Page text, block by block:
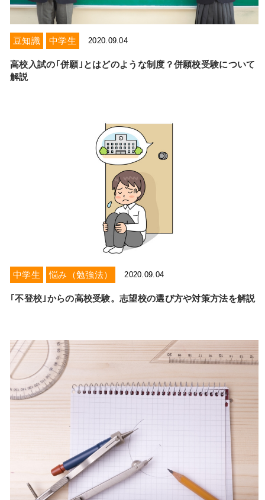
メニュー
受付時間 ：［月～土］9:00～22:30
豆知識 中学生 2020.09.04
高校入試の｢併願｣とはどのような制度？併願校受験について
解説
中学生 悩み（勉強法） 2020.09.04
｢不登校｣からの高校受験。志望校の選び方や対策方法を解説